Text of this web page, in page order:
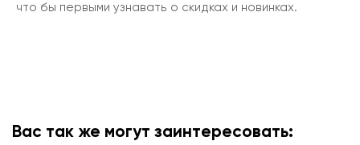
что бы первыми узнавать о скидках и новинках.
Вас так же могут заинтересовать: